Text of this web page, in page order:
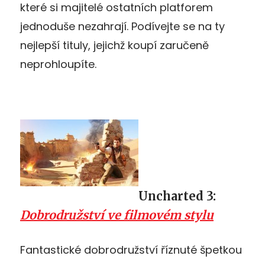
které si majitelé ostatních platforem
jednoduše nezahrají. Podívejte se na ty
nejlepší tituly, jejichž koupí zaručeně
neprohloupíte.
Uncharted 3:
Dobrodružství ve filmovém stylu
Fantastické dobrodružství říznuté špetkou